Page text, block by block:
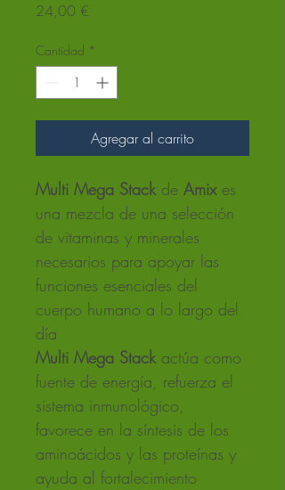
24,00 €
Cantidad *
Agregar al carrito
Multi Mega Stack de Amix es
una mezcla de una selección
de vitaminas y minerales
necesarios para apoyar las
funciones esenciales del
cuerpo humano a lo largo del
día
Multi Mega Stack actúa como
fuente de energía, refuerza el
sistema inmunológico,
favorece en la síntesis de los
aminoácidos y las proteínas y
ayuda al fortalecimiento